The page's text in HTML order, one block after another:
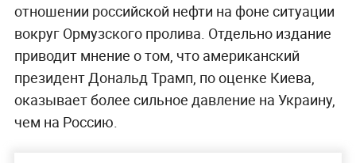
отношении российской нефти на фоне ситуации
вокруг Ормузского пролива. Отдельно издание
приводит мнение о том, что американский
президент Дональд Трамп, по оценке Киева,
оказывает более сильное давление на Украину,
чем на Россию.